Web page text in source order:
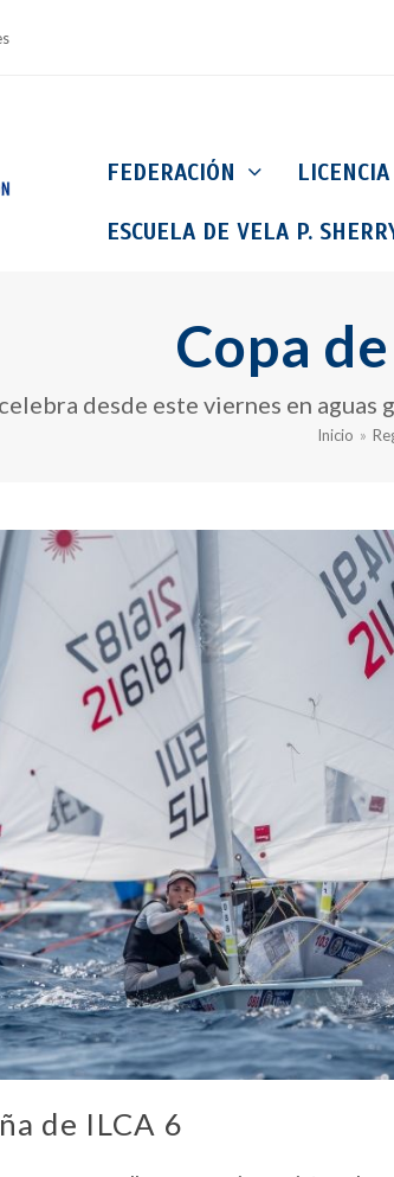
FEDERACIÓN LICENCIA
ESCUELA DE VELA P.
Copa
desde este viernes en
Inicio »
de ILCA 6